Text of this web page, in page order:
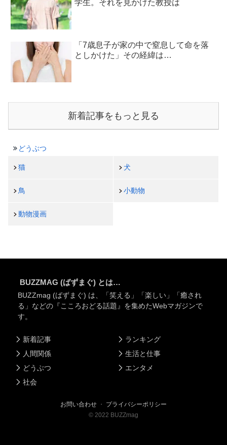
学生。それを見かけた教授は
「7歳息子が家の中で窒息して命を落
としかけた」その経緯は…
新着記事をもっと見る
どうぶつ
猫 犬
鳥 小動物
動物漫画
BUZZMAG (ばずまぐ) とは…
BUZZmag (ばずまぐ) は、「笑える」「楽しい」「癒され
る」などの『こころおどる話題』を集めたWebマガジンで
す。
新着記事
人間関係
どうぶつ
社会
ランキング
生活と仕事
エンタメ
お問い合わせ ・ プライバシーポリシー
© 2022 BUZZmag